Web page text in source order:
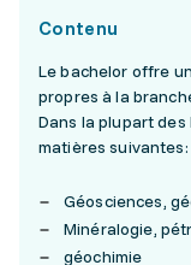
Contenu
Le bachelor offre
propres à la
Dans la plupart
matières suivantes:
Géosciences,
Minéralogie,
géochimie